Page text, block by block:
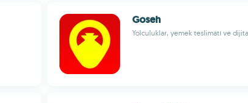
Goseh
Yolculuklar, yemek teslimatı ve